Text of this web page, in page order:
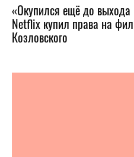
«Окупился ещё до выхода
Netflix купил права на
Козловского